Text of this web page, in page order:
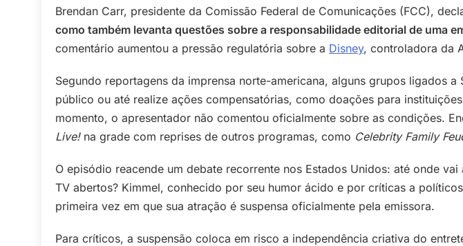
Brendan Carr, presidente da Comissão Federal de Comunicações (FCC),
como também levanta questões sobre a responsabilidade editorial de uma
comentário aumentou a pressão regulatória sobre a Disney, controladora da
Segundo reportagens da imprensa norte-americana, alguns grupos ligados
público ou até realize ações compensatórias, como doações para
momento, o apresentador não comentou oficialmente sobre as condições.
Live!na grade com reprises de outros programas, como Celebrity Family
O episódio reacende um debate recorrente nos Estados Unidos: até onde
TV abertos? Kimmel, conhecido por seu humor ácido e por críticas a
primeira vez em que sua atração é suspensa oficialmente pela emissora.
Para críticos, a suspensão coloca em risco a independência criativa do